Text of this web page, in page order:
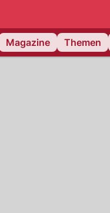
Magazine Themen